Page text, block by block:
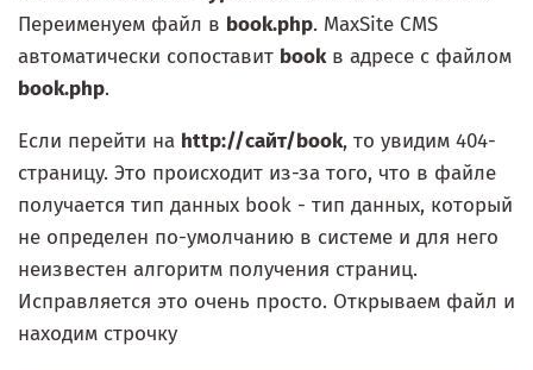
Переименуем файл в book.php. MaxSite CMS
автоматически сопоставит bookв адресе с файлом
book.php.
Если перейти на http://сайт/book, то увидим 404-
страницу. Это происходит из-за того, что в файле
получается тип данных book - тип данных, который
не определен по-умолчанию в системе и для него
неизвестен алгоритм получения страниц.
Исправляется это очень просто. Открываем файл и
находим строчку